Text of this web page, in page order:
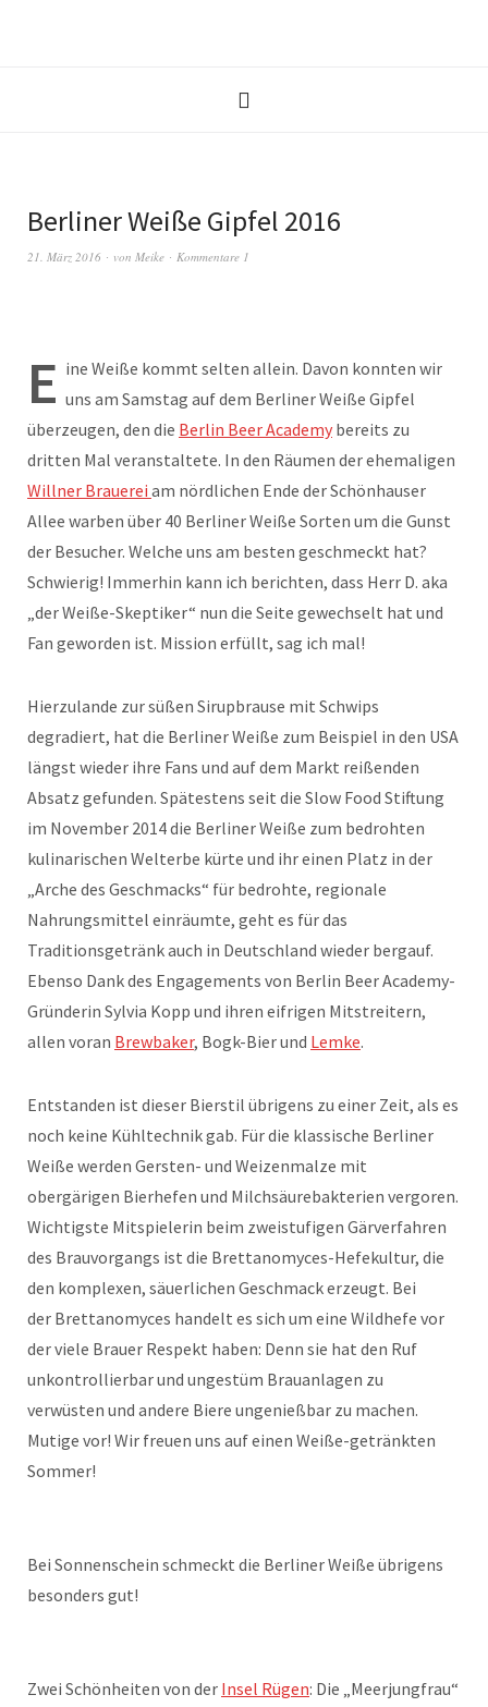
Berliner Weiße Gipfel 2016
21. März 2016 von Meike Kommentare 1
E ine Weiße kommt selten allein. Davon konnten wir
uns am Samstag auf dem Berliner Weiße Gipfel
überzeugen, den die Berlin Beer Academy bereits zu
dritten Mal veranstaltete. In den Räumen der ehemaligen
Willner Brauerei am nördlichen Ende der Schönhauser
Allee warben über 40 Berliner Weiße Sorten um die Gunst
der Besucher. Welche uns am besten geschmeckt hat?
Schwierig! Immerhin kann ich berichten, dass Herr D. aka
„der Weiße-Skeptiker“ nun die Seite gewechselt hat und
Fan geworden ist. Mission erfüllt, sag ich mal!
Hierzulande zur süßen Sirupbrause mit Schwips
degradiert, hat die Berliner Weiße zum Beispiel in den USA
längst wieder ihre Fans und auf dem Markt reißenden
Absatz gefunden. Spätestens seit die Slow Food Stiftung
im November 2014 die Berliner Weiße zum bedrohten
kulinarischen Welterbe kürte und ihr einen Platz in der
„Arche des Geschmacks“ für bedrohte, regionale
Nahrungsmittel einräumte, geht es für das
Traditionsgetränk auch in Deutschland wieder bergauf.
Ebenso Dank des Engagements von Berlin Beer Academy-
Gründerin Sylvia Kopp und ihren eifrigen Mitstreitern,
allen voran Brewbaker, Bogk-Bier und Lemke.
Entstanden ist dieser Bierstil übrigens zu einer Zeit, als es
noch keine Kühltechnik gab. Für die klassische Berliner
Weiße werden Gersten- und Weizenmalze mit
obergärigen Bierhefen und Milchsäurebakterien vergoren.
Wichtigste Mitspielerin beim zweistufigen Gärverfahren
des Brauvorgangs ist die Brettanomyces-Hefekultur, die
den komplexen, säuerlichen Geschmack erzeugt. Bei
der Brettanomyces handelt es sich um eine Wildhefe vor
der viele Brauer Respekt haben: Denn sie hat den Ruf
unkontrollierbar und ungestüm Brauanlagen zu
verwüsten und andere Biere ungenießbar zu machen.
Mutige vor! Wir freuen uns auf einen Weiße-getränkten
Sommer!
Bei Sonnenschein schmeckt die Berliner Weiße übrigens
besonders gut!
Zwei Schönheiten von der Insel Rügen: Die „Meerjungfrau“